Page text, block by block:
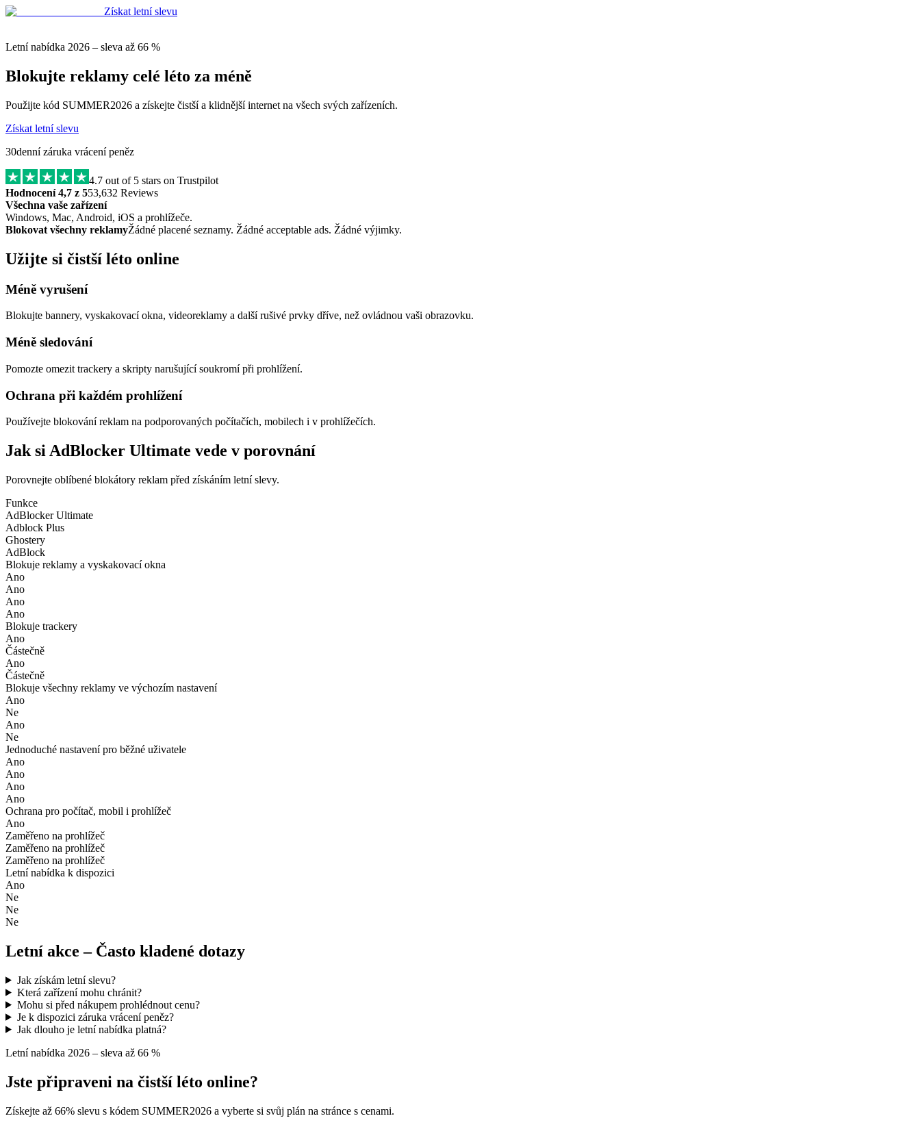
Získat letní slevu
Letní nabídka 2026 – sleva až 66 %
Blokujte reklamy celé léto za méně
Použijte kód SUMMER2026 a získejte čistší a klidnější internet na všech svých zařízeních.
Získat letní slevu
30denní záruka vrácení peněz
4.7 out of 5 stars on Trustpilot
Hodnocení 4,7 z 553,632 Reviews
Všechna vaše zařízení
Windows, Mac, Android, iOS a prohlížeče.
Blokovat všechny reklamyŽádné placené seznamy. Žádné acceptable ads. Žádné výjimky.
Užijte si čistší léto online
Méně vyrušení
Blokujte bannery, vyskakovací okna, videoreklamy a další rušivé prvky dříve, než ovládnou vaši obrazovku.
Méně sledování
Pomozte omezit trackery a skripty narušující soukromí při prohlížení.
Ochrana při každém prohlížení
Používejte blokování reklam na podporovaných počítačích, mobilech i v prohlížečích.
Jak si AdBlocker Ultimate vede v porovnání
Porovnejte oblíbené blokátory reklam před získáním letní slevy.
Funkce
AdBlocker Ultimate
Adblock Plus
Ghostery
AdBlock
Blokuje reklamy a vyskakovací okna
Ano
Ano
Ano
Ano
Blokuje trackery
Ano
Částečně
Ano
Částečně
Blokuje všechny reklamy ve výchozím nastavení
Ano
Ne
Ano
Ne
Jednoduché nastavení pro běžné uživatele
Ano
Ano
Ano
Ano
Ochrana pro počítač, mobil i prohlížeč
Ano
Zaměřeno na prohlížeč
Zaměřeno na prohlížeč
Zaměřeno na prohlížeč
Letní nabídka k dispozici
Ano
Ne
Ne
Ne
Letní akce – Často kladené dotazy
Jak získám letní slevu?
Která zařízení mohu chránit?
Mohu si před nákupem prohlédnout cenu?
Je k dispozici záruka vrácení peněz?
Jak dlouho je letní nabídka platná?
Letní nabídka 2026 – sleva až 66 %
Jste připraveni na čistší léto online?
Získejte až 66% slevu s kódem SUMMER2026 a vyberte si svůj plán na stránce s cenami.